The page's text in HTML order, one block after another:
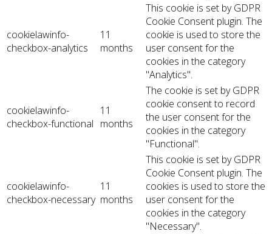
cookielawinfo-
checkbox-analytics
11
months
This cookie is set by GDPR
Cookie Consent plugin. The
cookie is used to store the
user consent for the
cookies in the category
"Analytics".
cookielawinfo-
checkbox-functional
11
months
The cookie is set by GDPR
cookie consent to record
the user consent for the
cookies in the category
"Functional".
cookielawinfo-
checkbox-necessary
11
months
This cookie is set by GDPR
Cookie Consent plugin. The
cookies is used to store the
user consent for the
cookies in the category
"Necessary".